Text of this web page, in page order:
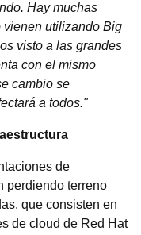
Hay muchas
vienen utilizando Big
visto a las grandes
con el mismo
cambio se
a todos."
de
perdiendo terreno
que consisten en
de cloud de Red Hat